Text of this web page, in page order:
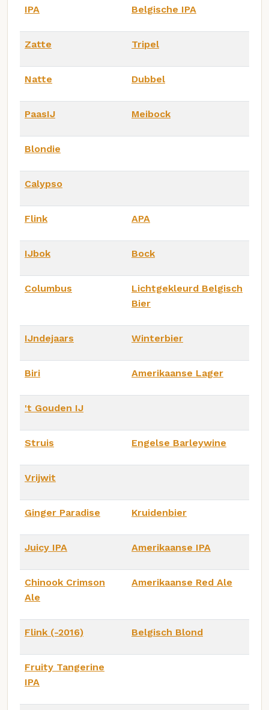
IPA Belgische IPA
Zatte Tripel
Natte Dubbel
PaasIJ Meibock
Blondie
Calypso
Flink APA
IJbok Bock
Columbus
Lichtgekleurd Belgisch
Bier
IJndejaars Winterbier
Biri Amerikaanse Lager
't Gouden IJ
Struis Engelse Barleywine
Vrijwit
Ginger Paradise Kruidenbier
Juicy IPA Amerikaanse IPA
Chinook Crimson
Ale
Amerikaanse Red Ale
Flink (-2016) Belgisch Blond
Fruity Tangerine
IPA